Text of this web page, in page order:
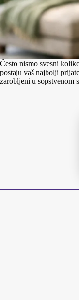
Često nismo svesni
postaju vaš najbolji
zarobljeni u sopstvenom